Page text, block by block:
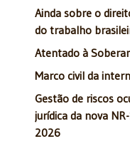
Ainda sobre o
do trabalho
Atentado à
Marco civil da
Gestão de riscos
jurídica da nova
2026